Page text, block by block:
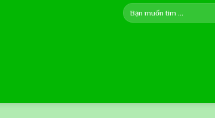
Search
for: